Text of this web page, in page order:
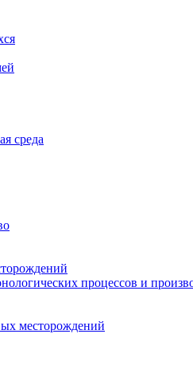
среда
процессов и
месторождений